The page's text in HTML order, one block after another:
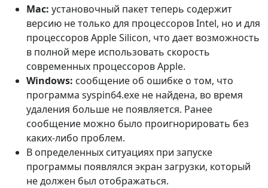
Mac: установочный пакет теперь содержит
версию не только для процессоров Intel, но и для
процессоров Apple Silicon, что дает возможность
в полной мере использовать скорость
современных процессоров Apple.
Windows: сообщение об ошибке о том, что
программа syspin64.exe не найдена, во время
удаления больше не появляется. Ранее
сообщение можно было проигнорировать без
каких-либо проблем.
В определенных ситуациях при запуске
программы появлялся экран загрузки, который
не должен был отображаться.